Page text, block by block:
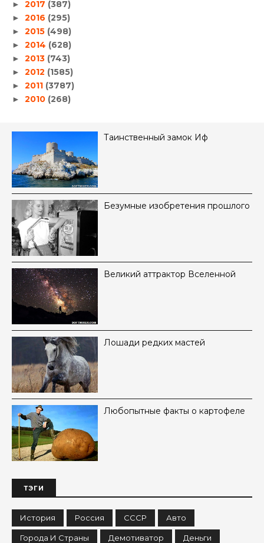
► 2017 (387)
► 2016 (295)
► 2015 (498)
► 2014 (628)
► 2013 (743)
► 2012 (1585)
► 2011 (3787)
► 2010 (268)
Таинственный замок Иф
Безумные изобретения прошлого
Великий аттрактор Вселенной
Лошади редких мастей
Любопытные факты о картофеле
ТЭГИ
История Россия СССР Авто
Города И Страны Демотиватор Деньги